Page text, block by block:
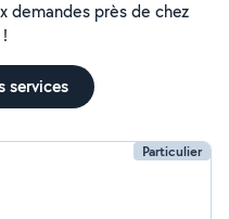
demandes près de chez
services
Particulier